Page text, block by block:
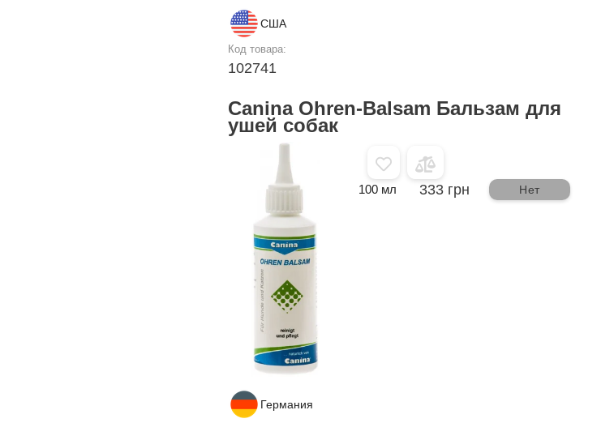
США
Код товара:
102741
Canina Ohren-Balsam Бальзам для
ушей собак
Германия
100 мл 333 грн Нет